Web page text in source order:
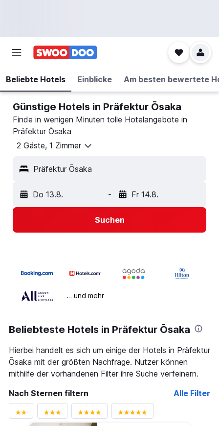
Beliebte Hotels Einblicke Am besten bewertete
Günstige Hotels in Präfektur Ōsaka
Finde in wenigen Minuten tolle Hotelangebote in
Präfektur Ōsaka
2 Gäste, 1 Zimmer
Präfektur Ōsaka
Do 13.8. - Fr 14.8.
Suchen
… und mehr
Beliebteste Hotels in Präfektur Ōsaka
Hierbei handelt es sich um einige der Hotels in Präfektur
Ōsaka mit der größten Nachfrage. Nutzer können
mithilfe der vorhandenen Filter ihre Suche verfeinern.
Nach Sternen filtern
Alle Filter